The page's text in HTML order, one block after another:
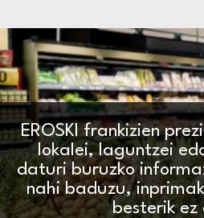
EROSKI frankizien
lokalei, laguntzei
daturi buruzko
nahi baduzu,
besterik ez